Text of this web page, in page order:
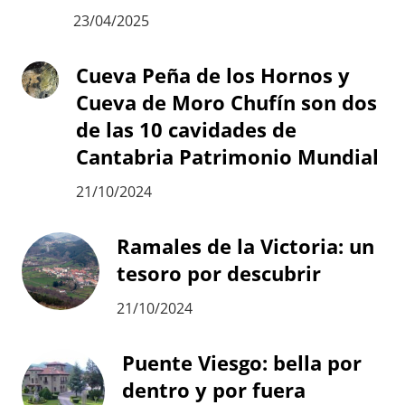
23/04/2025
Cueva Peña de los Hornos y
Cueva de Moro Chufín son dos
de las 10 cavidades de
Cantabria Patrimonio Mundial
21/10/2024
Ramales de la Victoria: un
tesoro por descubrir
21/10/2024
Puente Viesgo: bella por
dentro y por fuera